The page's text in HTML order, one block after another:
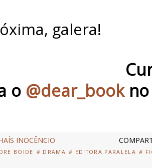
galera!
o @dear_bookno
INOCÊNCIO
BOIDE # DRAMA # EDITORA PARALELA #